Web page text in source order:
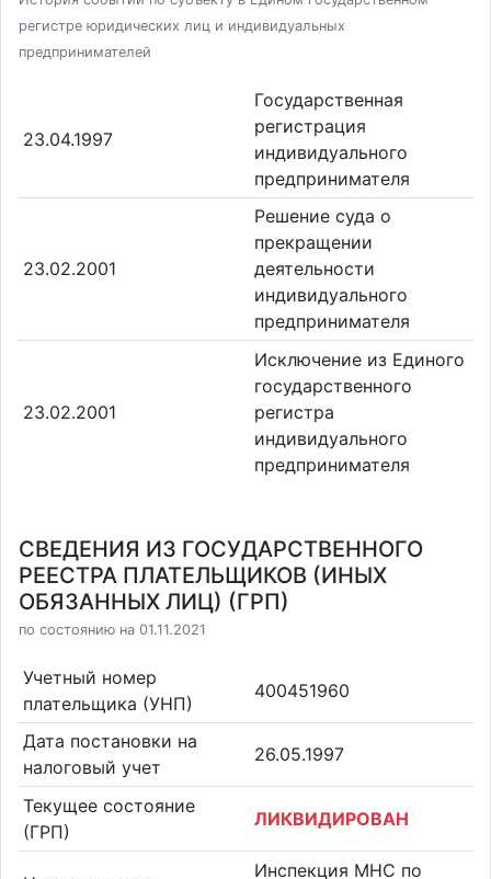
регистре юридических лиц и индивидуальных
предпринимателей
23.04.1997
Государственная
регистрация
индивидуального
предпринимателя
23.02.2001
Решение суда о
прекращении
деятельности
индивидуального
предпринимателя
23.02.2001
Исключение из Единого
государственного
регистра
индивидуального
предпринимателя
СВЕДЕНИЯ ИЗ ГОСУДАРСТВЕННОГО
РЕЕСТРА ПЛАТЕЛЬЩИКОВ (ИНЫХ
ОБЯЗАННЫХ ЛИЦ) (ГРП)
по состоянию на 01.11.2021
Учетный номер
плательщика (УНП)
400451960
Дата постановки на
налоговый учет
26.05.1997
Текущее состояние
(ГРП)
ЛИКВИДИРОВАН
Инспекция МНС по